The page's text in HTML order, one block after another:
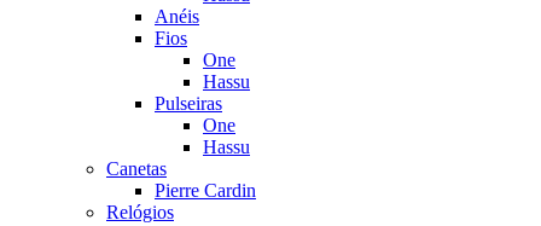
Anéis
Fios
One
Hassu
Pulseiras
One
Hassu
Canetas
Pierre Cardin
Relógios